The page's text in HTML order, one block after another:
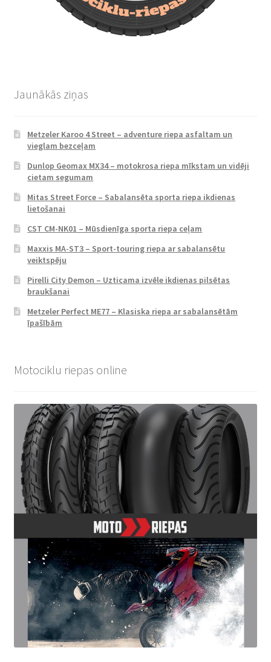
Jaunākās ziņas
Metzeler Karoo 4 Street – adventure riepa asfaltam un
vieglam bezceļam
Dunlop Geomax MX34 – motokrosa riepa mīkstam un vidēji
cietam segumam
Mitas Street Force – Sabalansēta sporta riepa ikdienas
lietošanai
CST CM-NK01 – Mūsdienīga sporta riepa ceļam
Maxxis MA-ST3 – Sport-touring riepa ar sabalansētu
veiktspēju
Pirelli City Demon – Uzticama izvēle ikdienas pilsētas
braukšanai
Metzeler Perfect ME77 – Klasiska riepa ar sabalansētām
īpašībām
Motociklu riepas online